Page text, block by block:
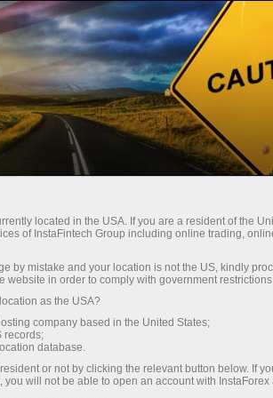
bilan siz haqiqatan
1:5000 gacha kredit
eng yaxshi
komissiyalardan biri,
aksiyalar va indekslar
qilish uchun qulay
uchun
tezlik
located in the USA. If you are a resident of the
of InstaFintech Group including online trading,
by mistake and your location is not the US, kindly
website in order to comply with government
as the USA?
company based in the United States;
records;
database.
or not by clicking the relevant button below. If
will not be able to open an account with InstaForex